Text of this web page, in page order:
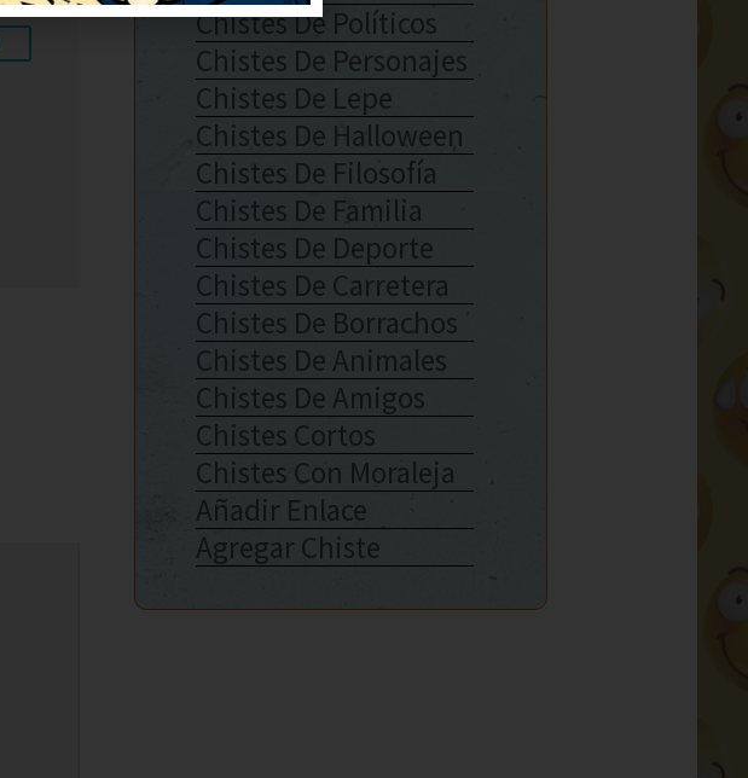
Chistes De Políticos
Chistes De Personajes
Chistes De Lepe
Chistes De Halloween
Chistes De Filosofía
Chistes De Familia
Chistes De Deporte
Chistes De Carretera
Chistes De Borrachos
Chistes De Animales
Chistes De Amigos
Chistes Cortos
Chistes Con Moraleja
Añadir Enlace
Agregar Chiste